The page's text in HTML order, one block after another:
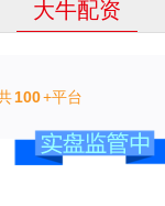
大牛配资
100+平台